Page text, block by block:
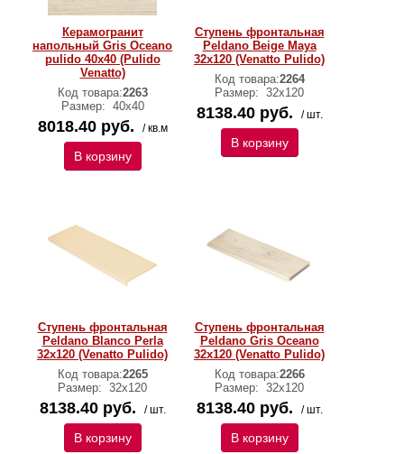
Керамогранит
напольный Gris Oceano
pulido 40х40 (Pulido
Venatto)
Код товара:2263
Размер: 40х40
8018.40 руб. / кв.м
В корзину
Ступень фронтальная
Peldano Beige Maya
32х120 (Venatto Pulido)
Код товара:2264
Размер: 32х120
8138.40 руб. / шт.
В корзину
Ступень фронтальная
Peldano Blanco Perla
32х120 (Venatto Pulido)
Код товара:2265
Размер: 32х120
8138.40 руб. / шт.
В корзину
Ступень фронтальная
Peldano Gris Oceano
32х120 (Venatto Pulido)
Код товара:2266
Размер: 32х120
8138.40 руб. / шт.
В корзину